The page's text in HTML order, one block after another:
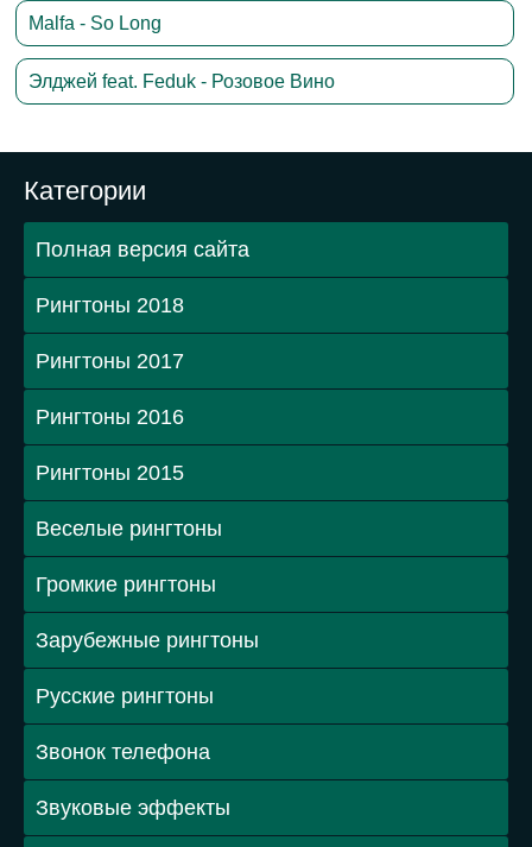
Malfa - So Long
Элджей feat. Feduk - Розовое Вино
Категории
Полная версия сайта
Рингтоны 2018
Рингтоны 2017
Рингтоны 2016
Рингтоны 2015
Веселые рингтоны
Громкие рингтоны
Зарубежные рингтоны
Русские рингтоны
Звонок телефона
Звуковые эффекты